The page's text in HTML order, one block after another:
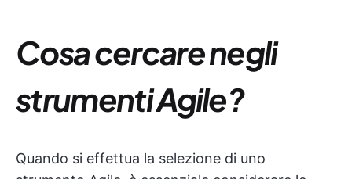
Cosa cercare negli
strumenti Agile?
Quando si effettua la selezione di uno